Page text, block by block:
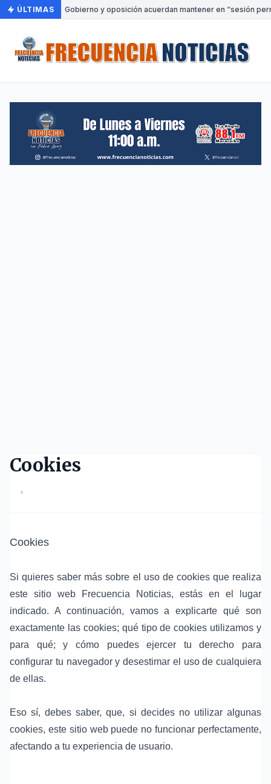
ÚLTIMAS• Gobierno y oposición acuerdan mantener en “sesión
Cookies
•
Cookies
Si quieres saber más sobre el uso de cookies que realiza
este sitio web Frecuencia Noticias, estás en el lugar
indicado. A continuación, vamos a explicarte qué son
exactamente las cookies; qué tipo de cookies utilizamos y
para qué; y cómo puedes ejercer tu derecho para
configurar tu navegador y desestimar el uso de cualquiera
de ellas.
Eso sí, debes saber, que, si decides no utilizar algunas
cookies, este sitio web puede no funcionar perfectamente,
afectando a tu experiencia de usuario.